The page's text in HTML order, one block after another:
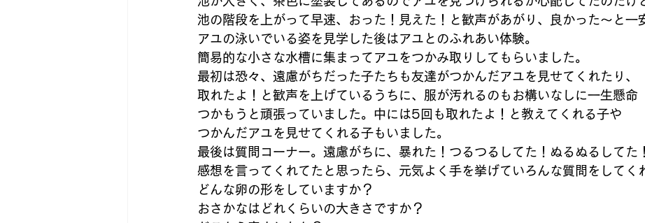
池の階段を上がって早速、おった！見えた！と歓声があがり、良かった～と一
アユの泳いでいる姿を見学した後はアユとのふれあい体験。
簡易的な小さな水槽に集まってアユをつかみ取りしてもらいました。
最初は恐々、遠慮がちだった子たちも友達がつかんだアユを見せてくれたり、
取れたよ！と歓声を上げているうちに、服が汚れるのもお構いなしに一生懸命
つかもうと頑張っていました。中には5回も取れたよ！と教えてくれる子や
つかんだアユを見せてくれる子もいました。
最後は質問コーナー。遠慮がちに、暴れた！つるつるしてた！ぬるぬるしてた
感想を言ってくれてたと思ったら、元気よく手を挙げていろんな質問をしてく
どんな卵の形をしていますか？
おさかなはどれくらいの大きさですか？